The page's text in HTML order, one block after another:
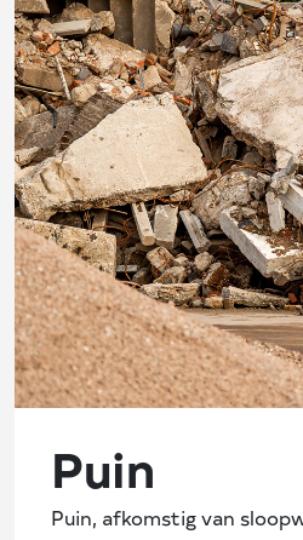
Puin
Puin, afkomstig van